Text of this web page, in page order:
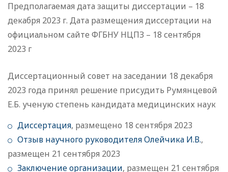
Предполагаемая дата защиты диссертации – 18
декабря 2023 г. Дата размещения диссертации на
официальном сайте ФГБНУ НЦПЗ – 18 сентября
2023 г
Диссертационный совет на заседании 18 декабря
2023 года принял решение присудить Румянцевой
Е.Б. ученую степень кандидата медицинских наук
Диссертация, размещено 18 сентября 2023
Отзыв научного руководителя Олейчика И.В.,
размещен 21 сентября 2023
Заключение организации, размещен 21 сентября